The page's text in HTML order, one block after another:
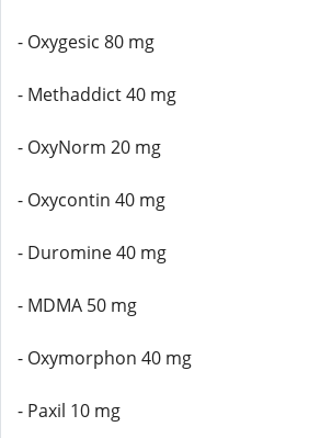
- Oxygesic 80 mg
- Methaddict 40 mg
- OxyNorm 20 mg
- Oxycontin 40 mg
- Duromine 40 mg
- MDMA 50 mg
- Oxymorphon 40 mg
- Paxil 10 mg